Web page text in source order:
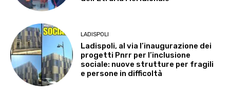
LADISPOLI
Ladispoli, al via l’inaugurazione dei
progetti Pnrr per l’inclusione
sociale: nuove strutture per fragili
e persone in difficoltà